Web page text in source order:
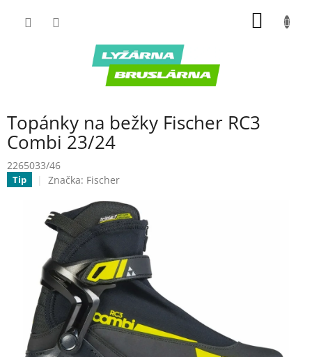
Topánky na bežky Fischer RC3
Combi 23/24
2265033/46
Tip Značka: Fischer